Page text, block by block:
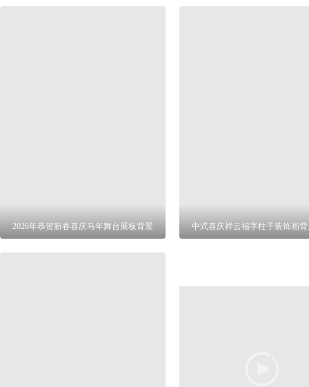
2026年恭贺新春喜庆马年舞台展板背景 中式喜庆祥云福字柱子装饰画